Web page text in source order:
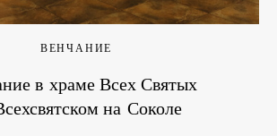
ВЕНЧАНИЕ
в храме Всех Святых
на Соколе